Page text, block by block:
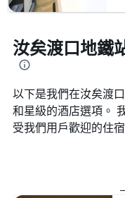
汝矣渡口地鐵
以下是我們在汝矣渡
和星級的酒店選項。
受我們用戶歡迎的住